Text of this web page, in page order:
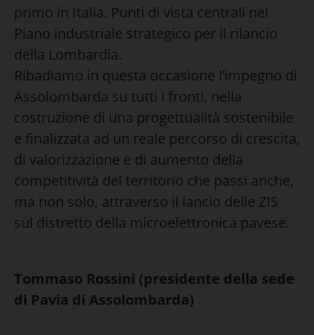
primo in Italia. Punti di vista centrali nel
Piano industriale strategico per il rilancio
della Lombardia.
Ribadiamo in questa occasione l’impegno di
Assolombarda su tutti i fronti, nella
costruzione di una progettualità sostenibile
e finalizzata ad un reale percorso di crescita,
di valorizzazione e di aumento della
competitività del territorio che passi anche,
ma non solo, attraverso il lancio delle ZIS
sul distretto della microelettronica pavese.
Tommaso Rossini (presidente della sede
di Pavia di Assolombarda)